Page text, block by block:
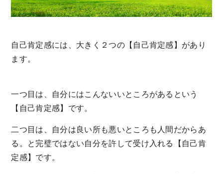
自己肯定感には、大きく２つの【自己肯定感】があり
ます。
一つ目は、自分にはこんないいところがあるという
【自己肯定感】です。
二つ目は、自分は良い所も悪いところも人間だからあ
る。と完璧ではない自分を許して受け入れる【自己肯
定感】です。